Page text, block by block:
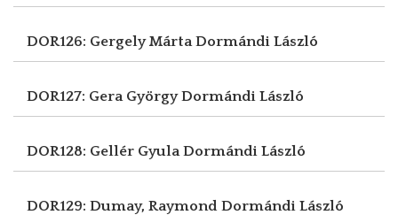
DOR126: Gergely MártaDormándi László
DOR127: Gera GyörgyDormándi László
DOR128: Gellér GyulaDormándi László
DOR129: Dumay, Raymond Dormándi László